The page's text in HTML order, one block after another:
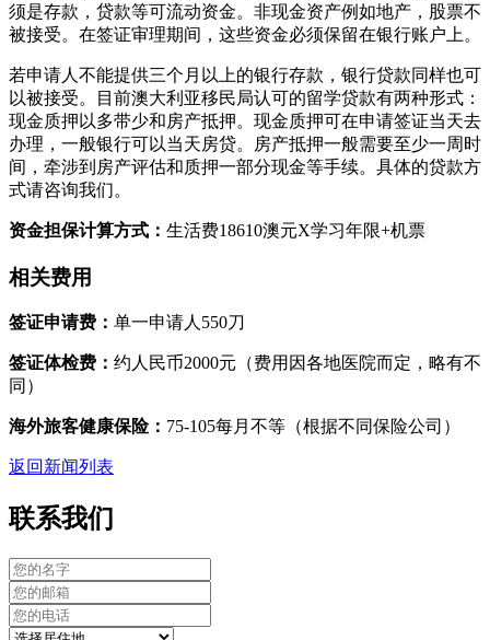
须是存款，贷款等可流动资金。非现金资产例如地产，股票不
被接受。在签证审理期间，这些资金必须保留在银行账户上。
若申请人不能提供三个月以上的银行存款，银行贷款同样也可
以被接受。目前澳大利亚移民局认可的留学贷款有两种形式：
现金质押以多带少和房产抵押。现金质押可在申请签证当天去
办理，一般银行可以当天房贷。房产抵押一般需要至少一周时
间，牵涉到房产评估和质押一部分现金等手续。具体的贷款方
式请咨询我们。
资金担保计算方式： 生活费18610澳元X学习年限+机票
相关费用
签证申请费： 单一申请人550刀
签证体检费： 约人民币2000元（费用因各地医院而定，略有不
同）
海外旅客健康保险： 75-105每月不等（根据不同保险公司）
返回新闻列表
联系我们